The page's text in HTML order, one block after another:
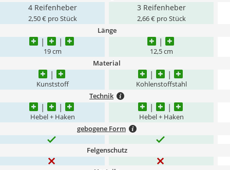
4 Reifenheber
2,50 € pro Stück
3 Reifenheber
2,66 € pro Stück
Länge
19 cm 12,5 cm
Material
Kunststoff Kohlenstoffstahl
Technik
Hebel + Haken Hebel + Haken
gebogene Form
Felgenschutz